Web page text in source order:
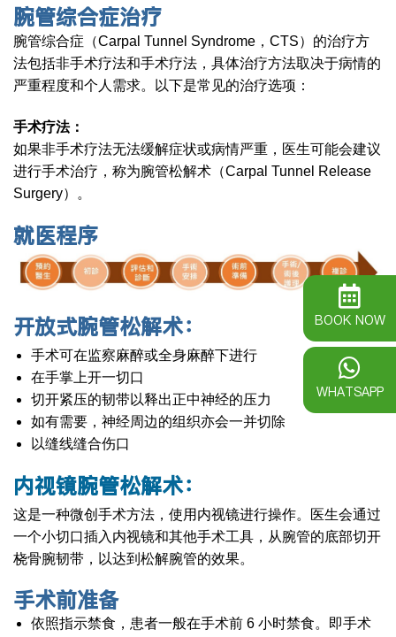
腕管综合症治疗
腕管综合症（Carpal Tunnel Syndrome，CTS）的治疗方
法包括非手术疗法和手术疗法，具体治疗方法取决于病情的
严重程度和个人需求。以下是常见的治疗选项：
手术疗法：
如果非手术疗法无法缓解症状或病情严重，医生可能会建议
进行手术治疗，称为腕管松解术（Carpal Tunnel Release
Surgery）。
就医程序
开放式腕管松解术：
手术可在监察麻醉或全身麻醉下进行
在手掌上开一切口
切开紧压的韧带以释出正中神经的压力
如有需要，神经周边的组织亦会一并切除
以缝线缝合伤口
内视镜腕管松解术：
这是一种微创手术方法，使用内视镜进行操作。医生会通过
一个小切口插入内视镜和其他手术工具，从腕管的底部切开
桡骨腕韧带，以达到松解腕管的效果。
手术前准备
依照指示禁食，患者一般在手术前 6 小时禁食。即手术
BOOK NOW
WHATSAPP